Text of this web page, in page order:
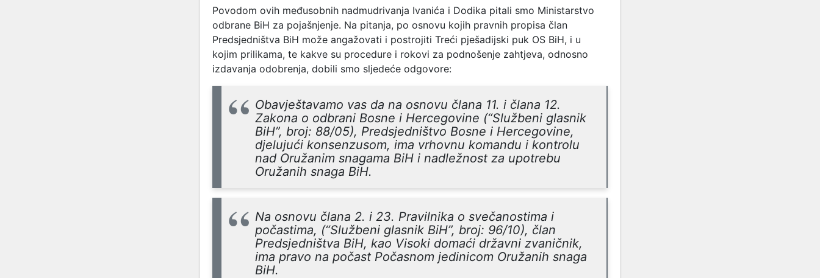
Povodom ovih međusobnih nadmudrivanja Ivanića i Dodika pitali smo Ministarstvo
odbrane BiH za pojašnjenje. Na pitanja, po osnovu kojih pravnih propisa član
Predsjedništva BiH može angažovati i postrojiti Treći pješadijski puk OS BiH, i u
kojim prilikama, te kakve su procedure i rokovi za podnošenje zahtjeva, odnosno
izdavanja odobrenja, dobili smo sljedeće odgovore:
Obavještavamo vas da na osnovu člana 11. i člana 12.
Zakona o odbrani Bosne i Hercegovine (“Službeni glasnik
BiH”, broj: 88/05), Predsjedništvo Bosne i Hercegovine,
djelujući konsenzusom, ima vrhovnu komandu i kontrolu
nad Oružanim snagama BiH i nadležnost za upotrebu
Oružanih snaga BiH.
Na osnovu člana 2. i 23. Pravilnika o svečanostima i
počastima, (“Službeni glasnik BiH”, broj: 96/10), član
Predsjedništva BiH, kao Visoki domaći državni zvaničnik,
ima pravo na počast Počasnom jedinicom Oružanih snaga
BiH.